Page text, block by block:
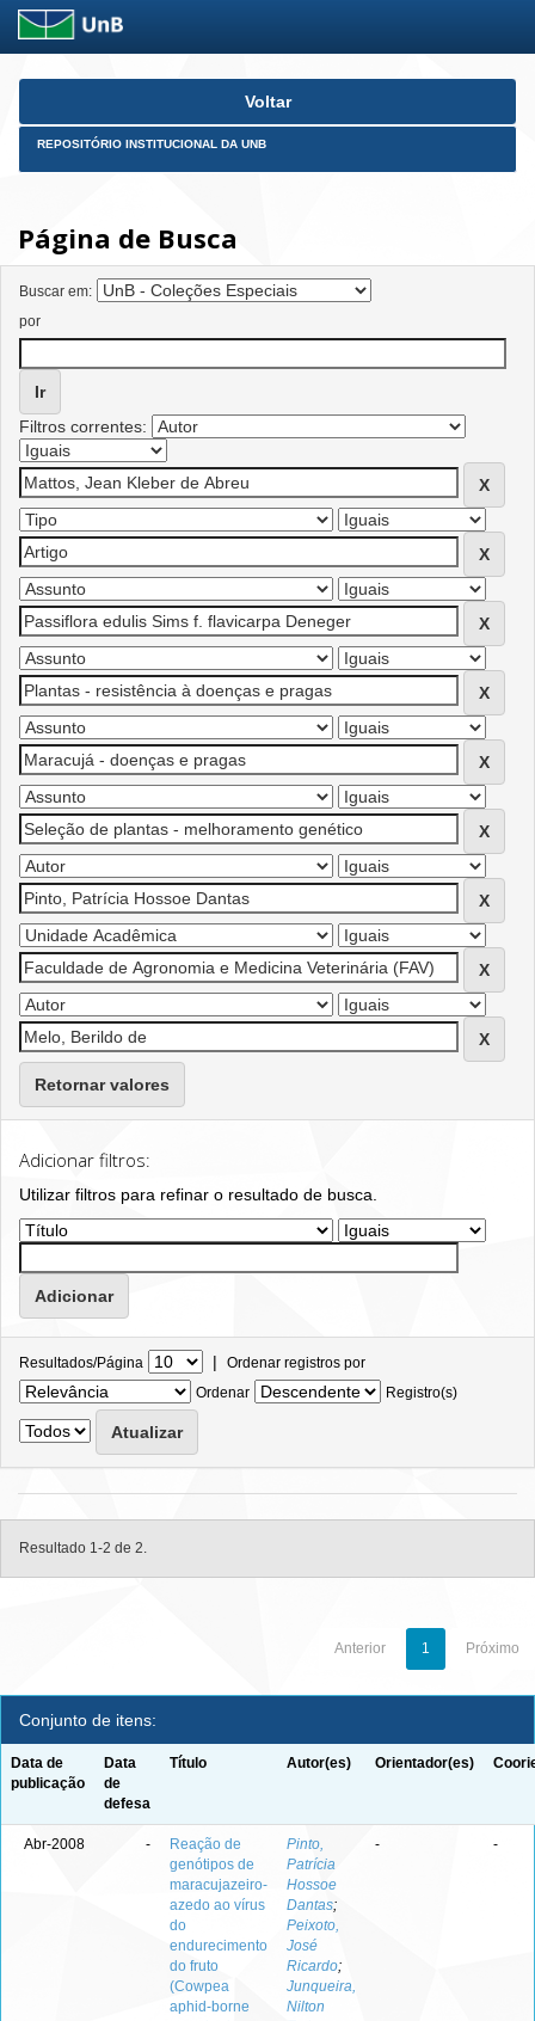
Skip
Voltar
REPOSITÓRIO INSTITUCIONAL DA UNB
Página de Busca
Buscar em:
por
Filtros correntes:
Retornar valores
Adicionar filtros:
Utilizar filtros para refinar o resultado de busca.
Resultados/Página | Ordenar registros por
Ordenar
Registro(s)
Resultado 1-2 de 2.
Anterior 1 Próximo
Conjunto de itens:
Data de
publicação
Data
de
defesa
Título Autor(es) Orientador(es)
Abr-2008 -
Reação de
genótipos de
maracujazeiro-
azedo ao vírus
do
endurecimento
do fruto
(Cowpea
aphid-borne
Pinto,
Patrícia
Hossoe
Dantas;
Peixoto,
José
Ricardo;
Junqueira,
Nilton
- -